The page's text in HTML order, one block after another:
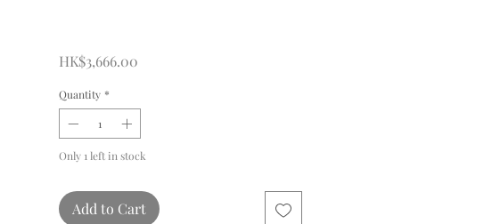
HK$3,666.00Price
Quantity *
Only 1 left in stock
Add to Cart